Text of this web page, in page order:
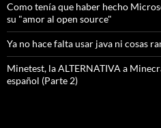
Como tenía que haber hecho
su "amor al open source"
Ya no hace falta usar java ni cosas
Minetest, la ALTERNATIVA a
español (Parte 2)